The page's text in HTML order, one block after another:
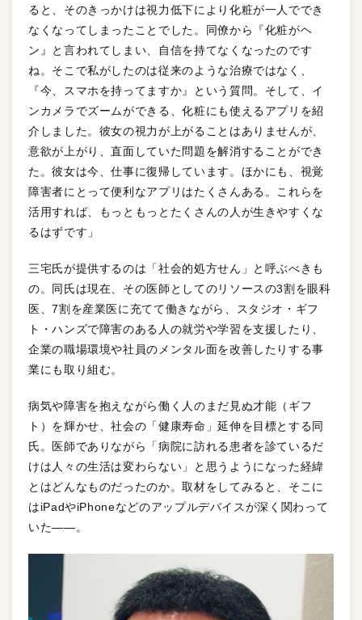
ると、そのきっかけは視力低下により化粧が一人ででき
なくなってしまったことでした。同僚から『化粧がヘ
ン』と言われてしまい、自信を持てなくなったのです
ね。そこで私がしたのは従来のような治療ではなく、
『今、スマホを持ってますか』という質問。そして、イ
ンカメラでズームができる、化粧にも使えるアプリを紹
介しました。彼女の視力が上がることはありませんが、
意欲が上がり、直面していた問題を解消することができ
た。彼女は今、仕事に復帰しています。ほかにも、視覚
障害者にとって便利なアプリはたくさんある。これらを
活用すれば、もっともっとたくさんの人が生きやすくな
るはずです」
三宅氏が提供するのは「社会的処方せん」と呼ぶべきも
の。同氏は現在、その医師としてのリソースの3割を眼科
医、7割を産業医に充てて働きながら、スタジオ・ギフ
ト・ハンズで障害のある人の就労や学習を支援したり、
企業の職場環境や社員のメンタル面を改善したりする事
業にも取り組む。
病気や障害を抱えながら働く人のまだ見ぬ才能（ギフ
ト）を輝かせ、社会の「健康寿命」延伸を目標とする同
氏。医師でありながら「病院に訪れる患者を診ているだ
けは人々の生活は変わらない」と思うようになった経緯
とはどんなものだったのか。取材をしてみると、そこに
はiPadやiPhoneなどのアップルデバイスが深く関わって
いた——。